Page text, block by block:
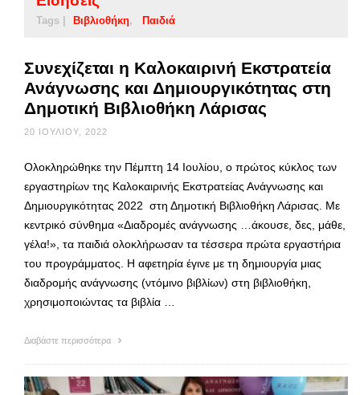
Tags | Βιβλιοθήκη Παιδιά
Συνεχίζεται η Καλοκαιρινή Εκστρατεία
Ανάγνωσης και Δημιουργικότητας στη
Δημοτική Βιβλιοθήκη Λάρισας
20 ΙΟΥΛΊΟΥ, 2022
Ολοκληρώθηκε την Πέμπτη 14 Ιουλίου, ο πρώτος κύκλος των
εργαστηρίων της Καλοκαιρινής Εκστρατείας Ανάγνωσης και
Δημιουργικότητας 2022 στη Δημοτική Βιβλιοθήκη Λάρισας. Με
κεντρικό σύνθημα «Διαδρομές ανάγνωσης …άκουσε, δες, μάθε,
γέλα!», τα παιδιά ολοκλήρωσαν τα τέσσερα πρώτα εργαστήρια
του προγράμματος. Η αφετηρία έγινε με τη δημιουργία μιας
διαδρομής ανάγνωσης (ντόμινο βιβλίων) στη βιβλιοθήκη,
χρησιμοποιώντας τα βιβλία …
Διαβάστε περισσότερα